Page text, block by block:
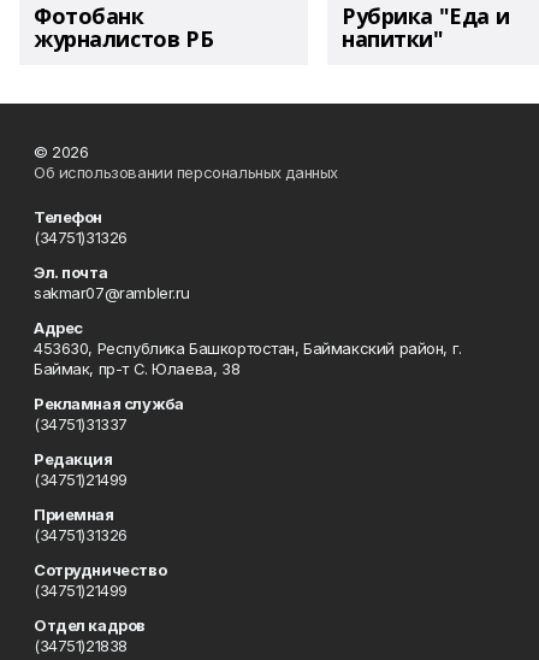
Фотобанк
журналистов РБ
Рубрика "Еда и
напитки"
© 2026
Об использовании персональных данных
Телефон
(34751)31326
Эл. почта
sakmar07@rambler.ru
Адрес
453630, Республика Башкортостан, Баймакский район, г.
Баймак, пр-т С. Юлаева, 38
Рекламная служба
(34751)31337
Редакция
(34751)21499
Приемная
(34751)31326
Сотрудничество
(34751)21499
Отдел кадров
(34751)21838